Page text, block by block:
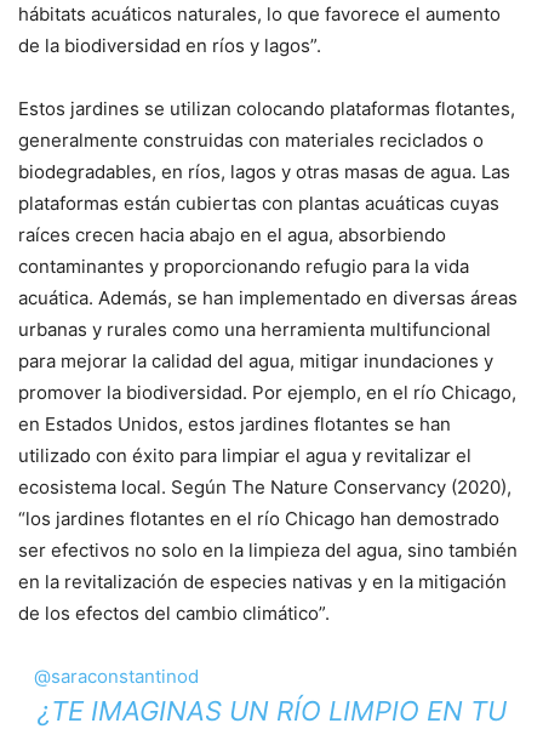
hábitats acuáticos naturales, lo que favorece el aumento
de la biodiversidad en ríos y lagos”.
Estos jardines se utilizan colocando plataformas flotantes,
generalmente construidas con materiales reciclados o
biodegradables, en ríos, lagos y otras masas de agua. Las
plataformas están cubiertas con plantas acuáticas cuyas
raíces crecen hacia abajo en el agua, absorbiendo
contaminantes y proporcionando refugio para la vida
acuática. Además, se han implementado en diversas áreas
urbanas y rurales como una herramienta multifuncional
para mejorar la calidad del agua, mitigar inundaciones y
promover la biodiversidad. Por ejemplo, en el río Chicago,
en Estados Unidos, estos jardines flotantes se han
utilizado con éxito para limpiar el agua y revitalizar el
ecosistema local. Según The Nature Conservancy (2020),
“los jardines flotantes en el río Chicago han demostrado
ser efectivos no solo en la limpieza del agua, sino también
en la revitalización de especies nativas y en la mitigación
de los efectos del cambio climático”.
@saraconstantinod
¿TE IMAGINAS UN RÍO LIMPIO EN TU